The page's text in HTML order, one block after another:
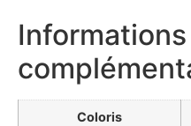
Informations
Coloris